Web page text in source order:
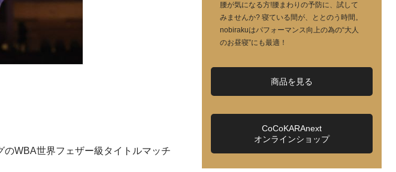
WBA世界フェザー級タイトルマッチ
腰が気になる方!腰まわりの予防に、試して
みませんか? 寝ている間が、ととのう時間。
nobirakuはパフォーマンス向上の為の“大人
のお昼寝”にも最適！
商品を見る
CoCoKARAnext
オンラインショップ